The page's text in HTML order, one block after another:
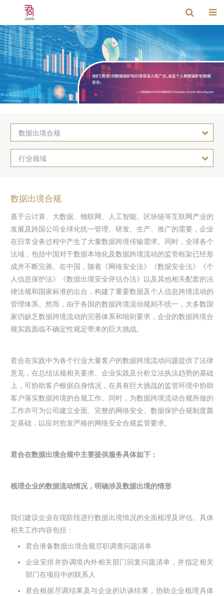
数据出境合规
行业领域
数据出境合规
基于云计算、大数据、物联网、人工智能、区块链等互联网产业的
发展及跨国公司全球化统一管理、研发、生产、推广的需要，企业
在日常业务过程中产生了大量数据跨境传输需求。同时，全球各个
法域，包括中国对于数据本地化及数据跨境流动的监管框架已经形
成并不断完善。在中国，随着《网络安全法》《数据安全法》《个
人信息保护法》《数据出境安全评估办法》以及其他相关配套的法
律法规和国家标准的出台，构建了重要数据及个人信息跨境流动的
管理体系。然而，由于各国的数据跨境流动规则不统一，大多数国
家仍缺乏数据跨境流动的完善体系和细则要求，企业的数据跨境合
规实践面临不确定性规定带来的巨大挑战。
君合在实践中为各个行业大量客户的数据跨境流动问题提供了法律
意见，在总结法规相关要求、企业实践及分析立法执法趋势的基础
上，可协助客户根据自身情况，在具有巨大挑战的监管环境中协助
客户落实数据跨境的合规工作。同时，为数据跨境流动合规所做的
工作亦可为公司建立全面、完整的网络安全、数据保护合规制度奠
定基础，以应对愈发严格的网络安全合规监管要求。
君合在数据出境合规中主要提供服务具体如下：
梳理企业的数据流动情况，明确涉及数据出境的情形
我们建议企业在现阶段进行数据出境情况的全面梳理及评估。具体
相关工作内容包括：
君合准备数据出境合规尽职调查问题清单
企业安排并协调境内外相关部门回复问题清单，并指定相关
部门在项目中的联系人
君合根据尽调结果及与企业的访谈结果，协助企业梳理具体